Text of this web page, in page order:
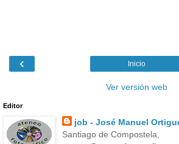
‹ Inicio
Ver versión web
Editor
job - José Manuel
Santiago de Compostela,